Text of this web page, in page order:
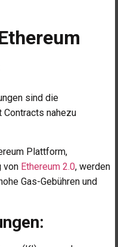
sind die
Contracts nahezu
Plattform,
von Ethereum 2.0, werden
Gas-Gebühren und